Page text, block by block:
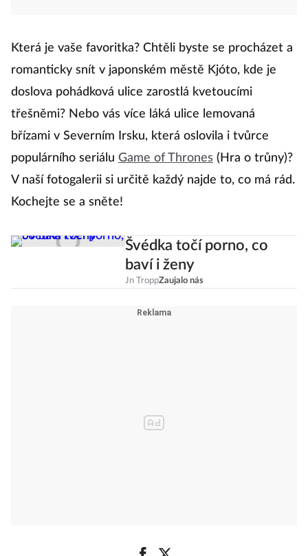
Která je vaše favoritka? Chtěli byste se procházet a
romanticky snít v japonském městě Kjóto, kde je
doslova pohádková ulice zarostlá kvetoucími
třešněmi? Nebo vás více láká ulice lemovaná
břízami v Severním Irsku, která oslovila i tvůrce
populárního seriálu Game of Thrones (Hra o trůny)?
V naší fotogalerii si určitě každý najde to, co má rád.
Kochejte se a sněte!
Švédka točí porno, co
baví i ženy
Jn TroppZaujalo nás